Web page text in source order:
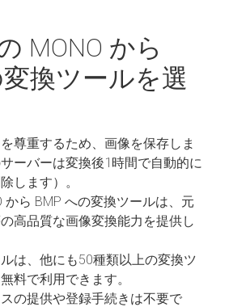
MONO から
換ツールを選
尊重するため、画像を保存しま
ーバーは変換後1時間で自動的に
します）。
から BMP への変換ツールは、元
高品質な画像変換能力を提供し
は、他にも50種類以上の変換ツ
料で利用できます。
の提供や登録手続きは不要で